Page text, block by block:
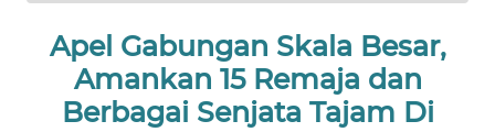
Apel Gabungan Skala Besar,
Amankan 15 Remaja dan
Berbagai Senjata Tajam Di
UTAMA
KHAS